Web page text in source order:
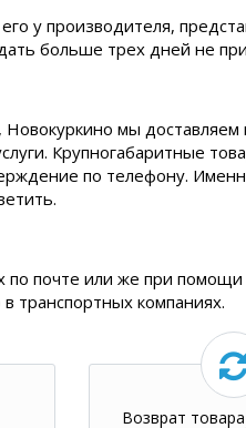
у производителя,
больше трех дней не
мы
Крупногабаритные
по телефону.
почте или же при
транспортных компаниях.
Возврат